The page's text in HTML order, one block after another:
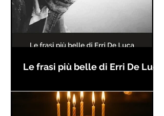
Le frasi più belle di Erri De Luca